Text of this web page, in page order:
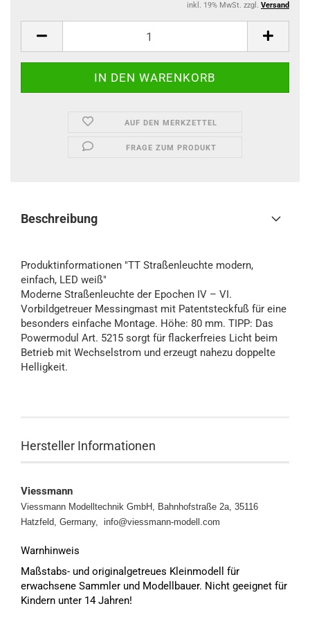
inkl. 19% MwSt. zzgl. Versand
AUF DEN MERKZETTEL
FRAGE ZUM PRODUKT
Beschreibung
Produktinformationen "TT Straßenleuchte modern,
einfach, LED weiß"
Moderne Straßenleuchte der Epochen IV – VI.
Vorbildgetreuer Messingmast mit Patentsteckfuß für eine
besonders einfache Montage. Höhe: 80 mm. TIPP: Das
Powermodul Art. 5215 sorgt für flackerfreies Licht beim
Betrieb mit Wechselstrom und erzeugt nahezu doppelte
Helligkeit.
Hersteller Informationen
Viessmann
Viessmann Modelltechnik GmbH, Bahnhofstraße 2a, 35116
Hatzfeld, Germany, info@viessmann-modell.com
Warnhinweis
Maßstabs- und originalgetreues Kleinmodell für
erwachsene Sammler und Modellbauer. Nicht geeignet für
Kindern unter 14 Jahren!